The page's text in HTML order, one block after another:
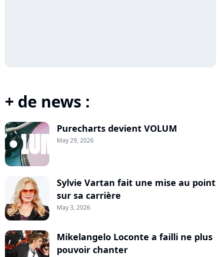
+ de news :
Purecharts devient VOLUM
May 29, 2026
Sylvie Vartan fait une mise au point
sur sa carrière
May 3, 2026
Mikelangelo Loconte a failli ne plus
pouvoir chanter